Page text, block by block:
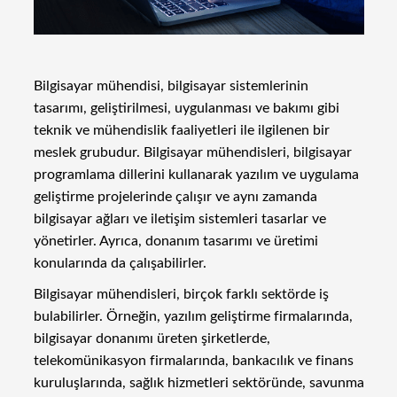
Bilgisayar mühendisi, bilgisayar sistemlerinin
tasarımı, geliştirilmesi, uygulanması ve bakımı gibi
teknik ve mühendislik faaliyetleri ile ilgilenen bir
meslek grubudur. Bilgisayar mühendisleri, bilgisayar
programlama dillerini kullanarak yazılım ve uygulama
geliştirme projelerinde çalışır ve aynı zamanda
bilgisayar ağları ve iletişim sistemleri tasarlar ve
yönetirler. Ayrıca, donanım tasarımı ve üretimi
konularında da çalışabilirler.
Bilgisayar mühendisleri, birçok farklı sektörde iş
bulabilirler. Örneğin, yazılım geliştirme firmalarında,
bilgisayar donanımı üreten şirketlerde,
telekomünikasyon firmalarında, bankacılık ve finans
kuruluşlarında, sağlık hizmetleri sektöründe, savunma